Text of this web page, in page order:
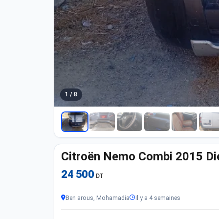
1 / 8
Citroën Nemo Combi 2015
24 500 DT
Ben arous, Mohamadia Il y a 4 semaines